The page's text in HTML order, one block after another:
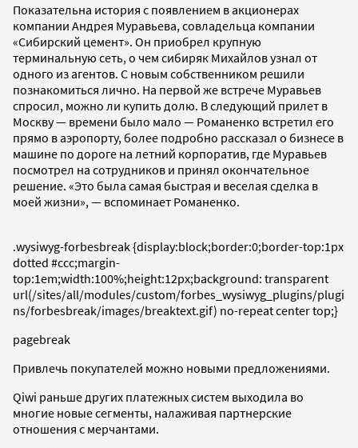
Показательна история с появлением в акционерах
компании Андрея Муравьева, совладельца компании
«Сибирский цемент». Он приобрел крупную
терминальную сеть, о чем сибиряк Михайлов узнал от
одного из агентов. С новым собственником решили
познакомиться лично. На первой же встрече Муравьев
спросил, можно ли купить долю. В следующий прилет в
Москву — времени было мало — Романенко встретил его
прямо в аэропорту, более подробно рассказал о бизнесе в
машине по дороге на летний корпоратив, где Муравьев
посмотрел на сотрудников и принял окончательное
решение. «Это была самая быстрая и веселая сделка в
моей жизни», — вспоминает Романенко.
.wysiwyg-forbesbreak {display:block;border:0;border-top:1px
dotted #ccc;margin-
top:1em;width:100%;height:12px;background: transparent
url(/sites/all/modules/custom/forbes_wysiwyg_plugins/plugi
ns/forbesbreak/images/breaktext.gif) no-repeat center top;}
pagebreak
Привлечь покупателей можно новыми предложениями.
Qiwi раньше других платежных систем выходила во
многие новые сегменты, налаживая партнерские
отношения с мерчантами.